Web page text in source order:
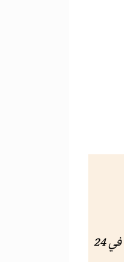
في 24